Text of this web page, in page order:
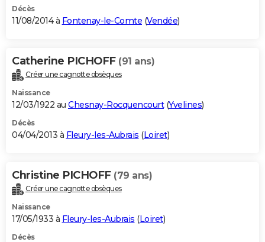
Décès
11/08/2014 à Fontenay-le-Comte (Vendée)
Catherine PICHOFF (91 ans)
Créer une cagnotte obsèques
Naissance
12/03/1922 au Chesnay-Rocquencourt(Yvelines)
Décès
04/04/2013 à Fleury-les-Aubrais (Loiret)
Christine PICHOFF (79 ans)
Créer une cagnotte obsèques
Naissance
17/05/1933 à Fleury-les-Aubrais (Loiret)
Décès